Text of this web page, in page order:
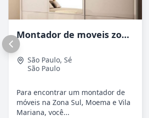
Montador de moveis zona sul moema, vila mariana
São Paulo, Sé
São Paulo
Para encontrar um montador de
móveis na Zona Sul, Moema e Vila
Mariana, você...